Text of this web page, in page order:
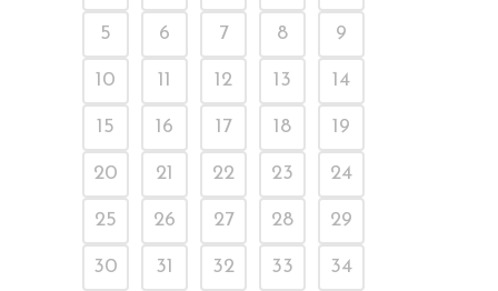
5 6 7 8 9
10 11 12 13 14
15 16 17 18 19
20 21 22 23 24
25 26 27 28 29
30 31 32 33 34